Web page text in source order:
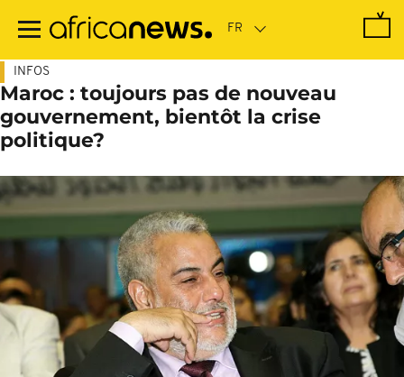
contenu
INFOS
Maroc : toujours pas de nouveau
gouvernement, bientôt la crise
politique?